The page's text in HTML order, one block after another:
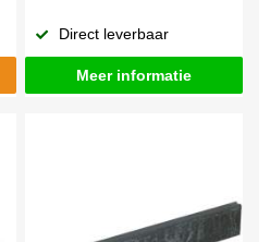
Direct leverbaar
Meer informatie